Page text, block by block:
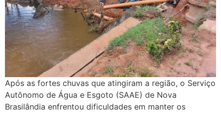
Após as fortes chuvas que atingiram a região, o Serviço
Autônomo de Água e Esgoto (SAAE) de Nova
Brasilândia enfrentou dificuldades em manter os